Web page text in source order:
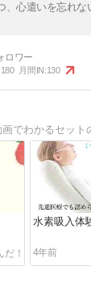
、心遣いを忘れな
180 月間IN:130
でわかるセット
水素吸入体
4年前